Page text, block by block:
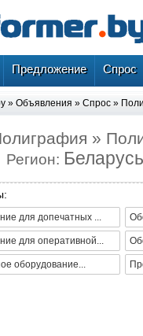
Предложение Спрос
» Объявления » Спрос »
»
Регион: Беларусь
для допечатных ...
для оперативной...
оборудование...